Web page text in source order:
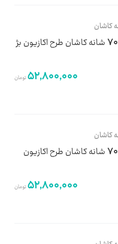
فرش ماشینی 700 شانه کاشان طرح اکازیون بژ
52,800,000تومان
فرش ماشینی 700 شانه کاشان طرح اکازیون
52,800,000تومان